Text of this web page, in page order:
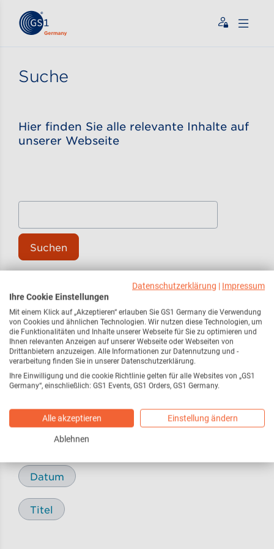
Zum Inhalt gehen
Suche
Hier finden Sie alle relevante Inhalte auf
unserer Webseite
Suchen
Pressemitteilungen /
Pressemeldungen
17
Blog29
Sortieren nach
Relevanz
Datum
Titel
Datenschutzerklärung | Impressum
Ihre Cookie Einstellungen
Mit einem Klick auf „Akzeptieren“ erlauben Sie GS1 Germany die Verwendung
von Cookies und ähnlichen Technologien. Wir nutzen diese Technologien, um
die Funktionalitäten und Inhalte unserer Webseite für Sie zu optimieren und
Ihnen relevanten Anzeigen auf unserer Webseite oder Webseiten von
Drittanbietern anzuzeigen. Alle Informationen zur Datennutzung und -
verarbeitung finden Sie in unserer Datenschutzerklärung.
Ihre Einwilligung und die cookie Richtlinie gelten für alle Websites von „GS1
Germany“, einschließlich: GS1 Events, GS1 Orders, GS1 Germany.
Alle akzeptieren Einstellung ändern
Ablehnen